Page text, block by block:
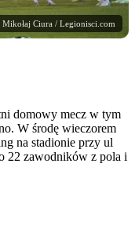
Ciura / Legionisci.com
domowy mecz w tym
W środę wieczorem
na stadionie przy ul
22 zawodników z pola i